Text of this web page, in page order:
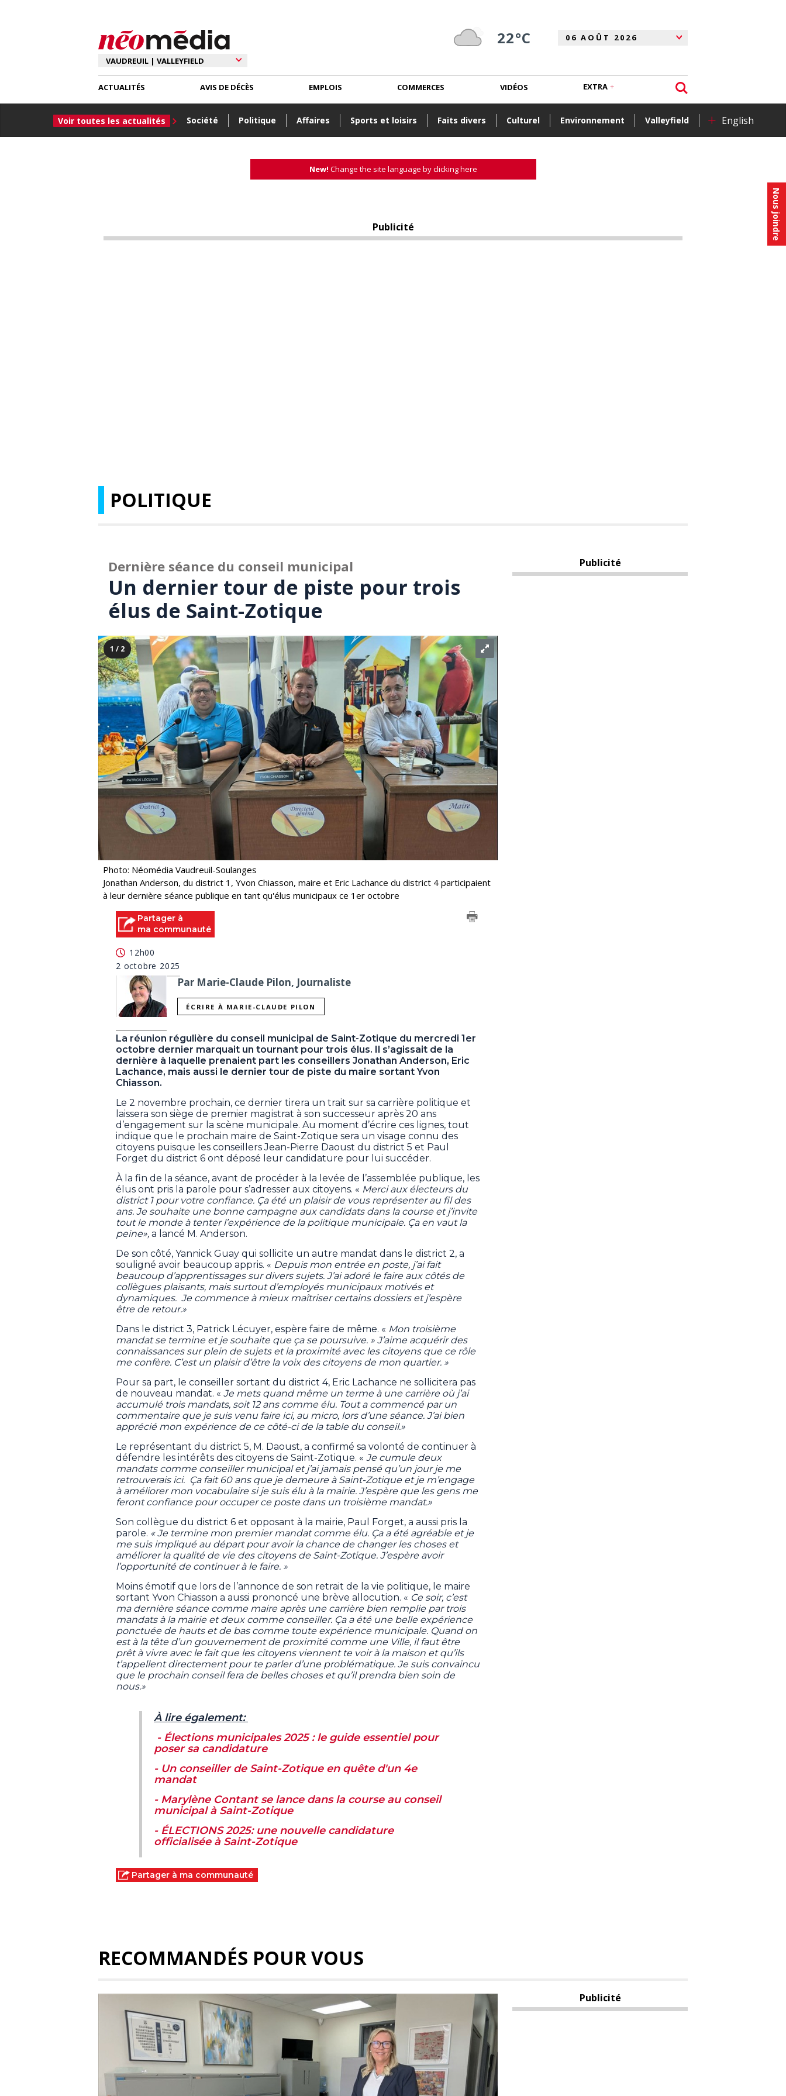
Nous joindre
22°C
ACTUALITÉS
Voir toutes les actualités Société Politique Affaires Sports et loisirs Faits divers Culturel Environnement Valleyfield + English
AVIS DE DÉCÈS EMPLOIS COMMERCES VIDÉOS EXTRA
New! Change the site language by clicking here
Publicité
POLITIQUE
Dernière séance du conseil municipal
Un dernier tour de piste pour trois
élus de Saint-Zotique
1 / 2
Photo: Néomédia Vaudreuil-Soulanges
Jonathan Anderson, du district 1, Yvon Chiasson, maire et Eric Lachance du district 4 participaient
à leur dernière séance publique en tant qu'élus municipaux ce 1er octobre
Partager à
ma communauté
12h00
2 octobre 2025
Par Marie-Claude Pilon, Journaliste
ÉCRIRE À MARIE-CLAUDE PILON
La réunion régulière du conseil municipal de Saint-Zotique du mercredi 1er
octobre dernier marquait un tournant pour trois élus. Il s’agissait de la
dernière à laquelle prenaient part les conseillers Jonathan Anderson, Eric
Lachance, mais aussi le dernier tour de piste du maire sortant Yvon
Chiasson.
Le 2 novembre prochain, ce dernier tirera un trait sur sa carrière politique et
laissera son siège de premier magistrat à son successeur après 20 ans
d’engagement sur la scène municipale. Au moment d’écrire ces lignes, tout
indique que le prochain maire de Saint-Zotique sera un visage connu des
citoyens puisque les conseillers Jean-Pierre Daoust du district 5 et Paul
Forget du district 6 ont déposé leur candidature pour lui succéder.
À la fin de la séance, avant de procéder à la levée de l’assemblée publique, les
élus ont pris la parole pour s’adresser aux citoyens. « Merci aux électeurs du
district 1 pour votre confiance. Ça été un plaisir de vous représenter au fil des
ans. Je souhaite une bonne campagne aux candidats dans la course et j’invite
tout le monde à tenter l’expérience de la politique municipale. Ça en vaut la
peine», a lancé M. Anderson.
De son côté, Yannick Guay qui sollicite un autre mandat dans le district 2, a
souligné avoir beaucoup appris. « Depuis mon entrée en poste, j’ai fait
beaucoup d’apprentissages sur divers sujets. J’ai adoré le faire aux côtés de
collègues plaisants, mais surtout d’employés municipaux motivés et
dynamiques. Je commence à mieux maîtriser certains dossiers et j’espère
être de retour.»
Dans le district 3, Patrick Lécuyer, espère faire de même. « Mon troisième
mandat se termine et je souhaite que ça se poursuive. » J’aime acquérir des
connaissances sur plein de sujets et la proximité avec les citoyens que ce rôle
me confère. C’est un plaisir d’être la voix des citoyens de mon quartier. »
Pour sa part, le conseiller sortant du district 4, Eric Lachance ne sollicitera pas
de nouveau mandat. « Je mets quand même un terme à une carrière où j’ai
accumulé trois mandats, soit 12 ans comme élu. Tout a commencé par un
commentaire que je suis venu faire ici, au micro, lors d’une séance. J’ai bien
apprécié mon expérience de ce côté-ci de la table du conseil.»
Le représentant du district 5, M. Daoust, a confirmé sa volonté de continuer à
défendre les intérêts des citoyens de Saint-Zotique. « Je cumule deux
mandats comme conseiller municipal et j’ai jamais pensé qu’un jour je me
retrouverais ici. Ça fait 60 ans que je demeure à Saint-Zotique et je m’engage
à améliorer mon vocabulaire si je suis élu à la mairie. J’espère que les gens me
feront confiance pour occuper ce poste dans un troisième mandat.»
Son collègue du district 6 et opposant à la mairie, Paul Forget, a aussi pris la
parole. « Je termine mon premier mandat comme élu. Ça a été agréable et je
me suis impliqué au départ pour avoir la chance de changer les choses et
améliorer la qualité de vie des citoyens de Saint-Zotique. J’espère avoir
l’opportunité de continuer à le faire. »
Moins émotif que lors de l’annonce de son retrait de la vie politique, le maire
sortant Yvon Chiasson a aussi prononcé une brève allocution. « Ce soir, c’est
ma dernière séance comme maire après une carrière bien remplie par trois
mandats à la mairie et deux comme conseiller. Ça a été une belle expérience
ponctuée de hauts et de bas comme toute expérience municipale. Quand on
est à la tête d’un gouvernement de proximité comme une Ville, il faut être
prêt à vivre avec le fait que les citoyens viennent te voir à la maison et qu’ils
t’appellent directement pour te parler d’une problématique. Je suis convaincu
que le prochain conseil fera de belles choses et qu’il prendra bien soin de
nous.»
À lire également:
- Élections municipales 2025 : le guide essentiel pour
poser sa candidature
- Un conseiller de Saint-Zotique en quête d'un 4e
mandat
- Marylène Contant se lance dans la course au conseil
municipal à Saint-Zotique
- ÉLECTIONS 2025: une nouvelle candidature
officialisée à Saint-Zotique
Partager à ma communauté
Publicité
RECOMMANDÉS POUR VOUS
Publicité